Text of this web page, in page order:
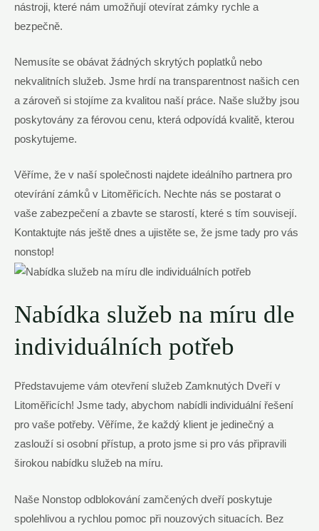
nástroji, které nám umožňují otevírat zámky rychle a
bezpečně.
Nemusíte se obávat žádných skrytých poplatků nebo
nekvalitních služeb. Jsme hrdí na transparentnost našich cen
a zároveň si stojíme za kvalitou naší práce. Naše služby jsou
poskytovány za férovou cenu, která odpovídá kvalitě, kterou
poskytujeme.
Věříme, že v naší společnosti najdete ideálního partnera pro
otevírání zámků v Litoměřicích. Nechte nás se postarat o
vaše zabezpečení a zbavte se starostí, které s tím souvisejí.
Kontaktujte nás ještě dnes a ujistěte se, že jsme tady pro vás
nonstop!
Nabídka služeb na míru dle
individuálních potřeb
Představujeme vám otevření služeb Zamknutých Dveří v
Litoměřicích! Jsme tady, abychom nabídli individuální řešení
pro vaše potřeby. Věříme, že každý klient je jedinečný a
zaslouží si osobní přístup, a proto jsme si pro vás připravili
širokou nabídku služeb na míru.
Naše Nonstop odblokování zamčených dveří poskytuje
spolehlivou a rychlou pomoc při nouzových situacích. Bez